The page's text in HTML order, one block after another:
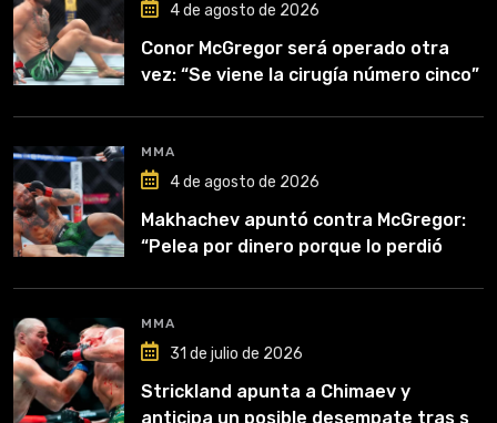
4 de agosto de 2026
Conor McGregor será operado otra
vez: “Se viene la cirugía número cinco”
MMA
4 de agosto de 2026
Makhachev apuntó contra McGregor:
“Pelea por dinero porque lo perdió
MMA
31 de julio de 2026
Strickland apunta a Chimaev y
anticipa un posible desempate tras su